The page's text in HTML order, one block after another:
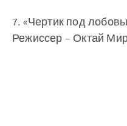
7. «Чертик под
Режиссер – Октай